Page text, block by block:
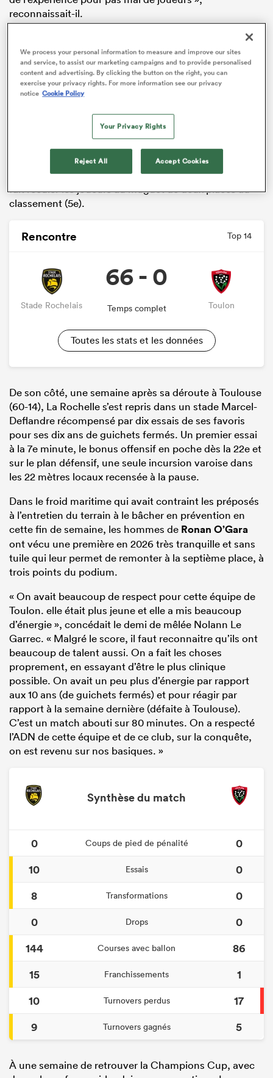
reconnaissait-il.
« Ce qui est difficile est de ne pas marquer un essai. La
Rochelle nous a maintenus sous-pression pendant 80
minutes, bravo à eux. Quant à nous, il faut passer par
des matchs comme ça pour grandir. On avait fait ce
choix là car on a 19 joueurs absents, entre les blessés
importants derrière. »
Un sacrifice qui coûte cher, notamment au moral car
ce lourd revers fait suite à celui concédé avant Noël à
Bordeauxavec une équipe plus compétitive (46-7) et
fait reculer les joueurs au muguet de deux places au
classement (5e).
Rencontre Top 14
Stade Rochelais
66 - 0
Temps complet Toulon
Toutes les stats et les données
De son côté, une semaine après sa déroute à Toulouse
(60-14), La Rochelle s’est repris dans un stade Marcel-
Deflandre récompensé par dix essais de ses favoris
pour ses dix ans de guichets fermés. Un premier essai
à la 7e minute, le bonus offensif en poche dès la 22e et
sur le plan défensif, une seule incursion varoise dans
les 22 mètres locaux recensée à la pause.
Dans le froid maritime qui avait contraint les préposés
à l’entretien du terrain à le bâcher en prévention en
cette fin de semaine, les hommes de Ronan O’Gara
ont vécu une première en 2026 très tranquille et sans
tuile qui leur permet de remonter à la septième place, à
trois points du podium.
« On avait beaucoup de respect pour cette équipe de
Toulon. elle était plus jeune et elle a mis beaucoup
d’énergie », concédait le demi de mêlée Nolann Le
Garrec. « Malgré le score, il faut reconnaitre qu’ils ont
beaucoup de talent aussi. On a fait les choses
proprement, en essayant d’être le plus clinique
possible. On avait un peu plus d’énergie par rapport
aux 10 ans (de guichets fermés) et pour réagir par
rapport à la semaine dernière (défaite à Toulouse).
C’est un match abouti sur 80 minutes. On a respecté
l’ADN de cette équipe et de ce club, sur la conquête,
on est revenu sur nos basiques. »
Synthèse du match
0 Coups de pied de pénalité
0
10
Essais
0
8
Transformations
0
0
Drops
0
144
Courses avec ballon
86
15
Franchissements
1
10
Turnovers perdus
17
9
Turnovers gagnés 5
À une semaine de retrouver la Champions Cup, avec
We process your personal information to measure and improve our sites
and service, to assist our marketing campaigns and to provide personalised
content and advertising. By clicking the button on the right, you can
exercise your privacy rights. For more information see our privacy
notice Cookie Policy
Your Privacy Rights
Reject All Accept Cookies